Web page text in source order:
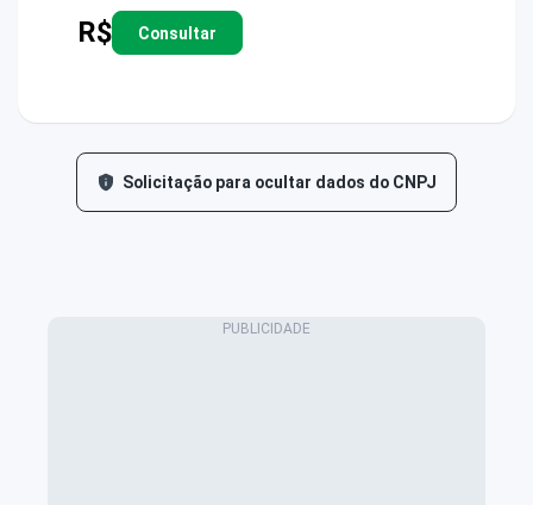
R$ Consultar
Solicitação para ocultar dados do CNPJ